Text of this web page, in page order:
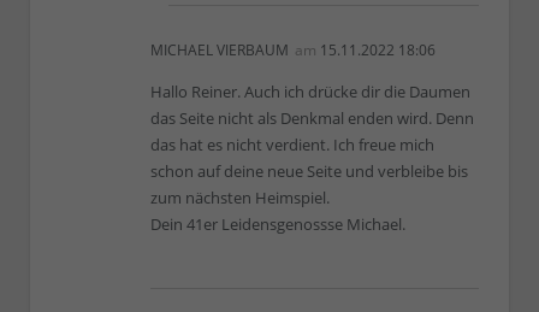
MICHAEL VIERBAUM am 15.11.2022 18:06
Hallo Reiner. Auch ich drücke dir die Daumen
das Seite nicht als Denkmal enden wird. Denn
das hat es nicht verdient. Ich freue mich
schon auf deine neue Seite und verbleibe bis
zum nächsten Heimspiel.
Dein 41er Leidensgenossse Michael.